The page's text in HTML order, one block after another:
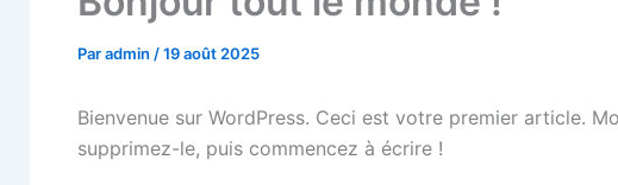
Paradmin /19 août 2025
Bienvenue sur WordPress. Ceci est votre premier article.
supprimez-le, puis commencez à écrire !